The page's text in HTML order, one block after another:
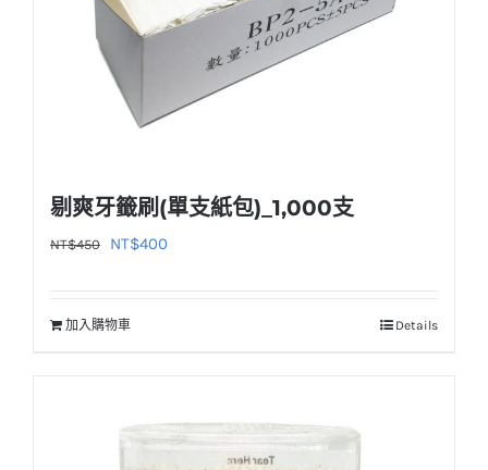
剔爽牙籤刷(單支紙包)_1,000支
NT$450
原
格：
NT$400
加入購物車 Details